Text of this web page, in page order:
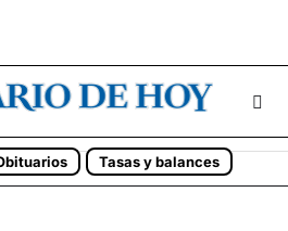
Tasas y balances